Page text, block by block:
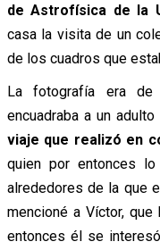
de Astrofísica de la
casa la visita de un
de los cuadros que
La fotografía era
encuadraba a un
viaje que realizó en
quien por entonces
alrededores de la que
mencioné a Víctor,
entonces él se